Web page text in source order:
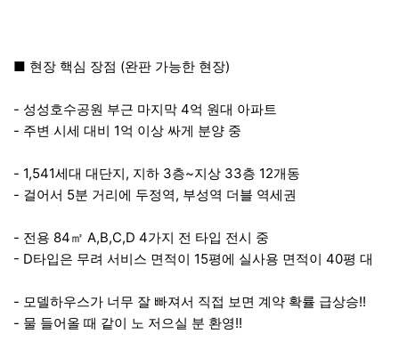
■ 현장 핵심 장점 (완판 가능한 현장)
- 성성호수공원 부근 마지막 4억 원대 아파트
- 주변 시세 대비 1억 이상 싸게 분양 중
- 1,541세대 대단지, 지하 3층~지상 33층 12개동
- 걸어서 5분 거리에 두정역, 부성역 더블 역세권
- 전용 84㎡ A,B,C,D 4가지 전 타입 전시 중
- D타입은 무려 서비스 면적이 15평에 실사용 면적이 40평 대
- 모델하우스가 너무 잘 빠져서 직접 보면 계약 확률 급상승!!
- 물 들어올 때 같이 노 저으실 분 환영!!